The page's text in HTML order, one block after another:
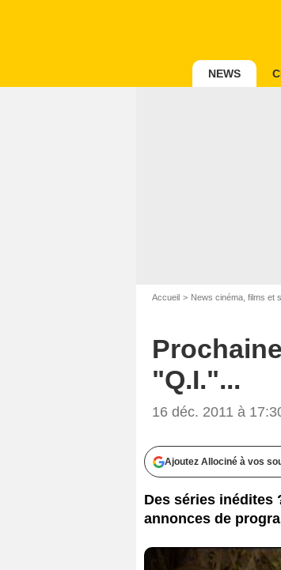
NEWS
Accueil News cinéma, films et
"Q.I."...
16 déc. 2011 à
Ajoutez Allociné à vos
Des séries inédites
annonces de